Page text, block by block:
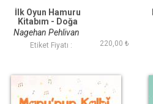
İlk Oyun Hamuru
Kitabım - Doğa
Nagehan Pehlivan
Etiket Fiyatı : 220,00 ₺